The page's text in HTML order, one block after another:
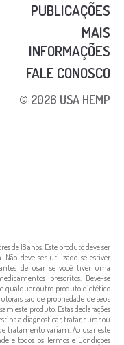
PUBLICAÇÕES
MAIS
INFORMAÇÕES
FALE CONOSCO
© 2026 USA HEMP
de 18 anos. Este produto deve ser
deve ser utilizado se estiver
de usar se você tiver uma
prescritos. Deve-se
qualquer outro produto dietético
são de propriedade de seus
este produto. Estas declarações
a diagnosticar, tratar, curar ou
tratamento variam. Ao usar este
e todos os Termos e Condições